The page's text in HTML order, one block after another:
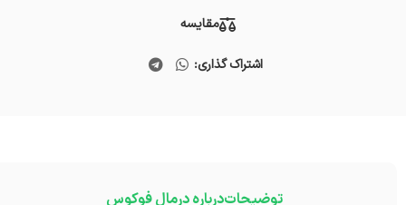
مقایسه
اشتراک گذاری:
توضیحاتدرباره درمال فوکوس